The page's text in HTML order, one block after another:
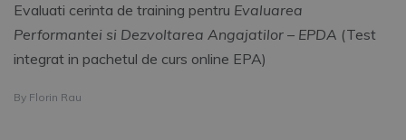
Evaluati cerinta de training pentru Evaluarea
Performantei si Dezvoltarea Angajatilor – EPDA (Test
integrat in pachetul de curs online EPA)
By Florin Rau